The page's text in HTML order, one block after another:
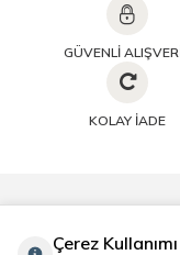
GÜVENLİ
KOLAY İADE
Çerez Kullanımı